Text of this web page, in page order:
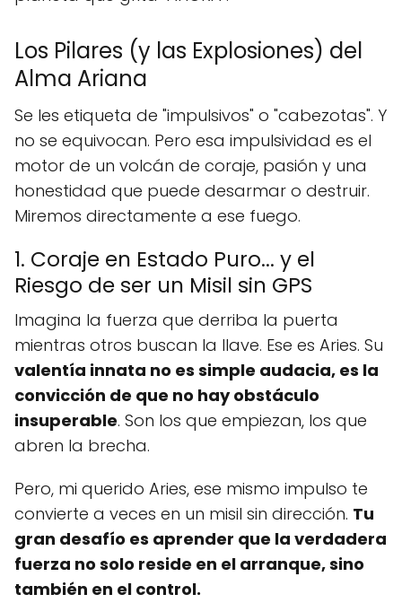
Los Pilares (y las Explosiones) del
Alma Ariana
Se les etiqueta de "impulsivos" o "cabezotas". Y
no se equivocan. Pero esa impulsividad es el
motor de un volcán de coraje, pasión y una
honestidad que puede desarmar o destruir.
Miremos directamente a ese fuego.
1. Coraje en Estado Puro... y el
Riesgo de ser un Misil sin GPS
Imagina la fuerza que derriba la puerta
mientras otros buscan la llave. Ese es Aries. Su
valentía innata no es simple audacia, es la
convicción de que no hay obstáculo
insuperable. Son los que empiezan, los que
abren la brecha.
Pero, mi querido Aries, ese mismo impulso te
convierte a veces en un misil sin dirección. Tu
gran desafío es aprender que la verdadera
fuerza no solo reside en el arranque, sino
también en el control.